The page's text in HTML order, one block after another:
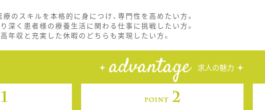
のスキルを本格的に身につけ、専門性を高めたい方。
深く患者様の療養生活に関わる仕事に挑戦したい方。
年収と充実した休暇のどちらも実現したい方。
advantage 求人の魅力